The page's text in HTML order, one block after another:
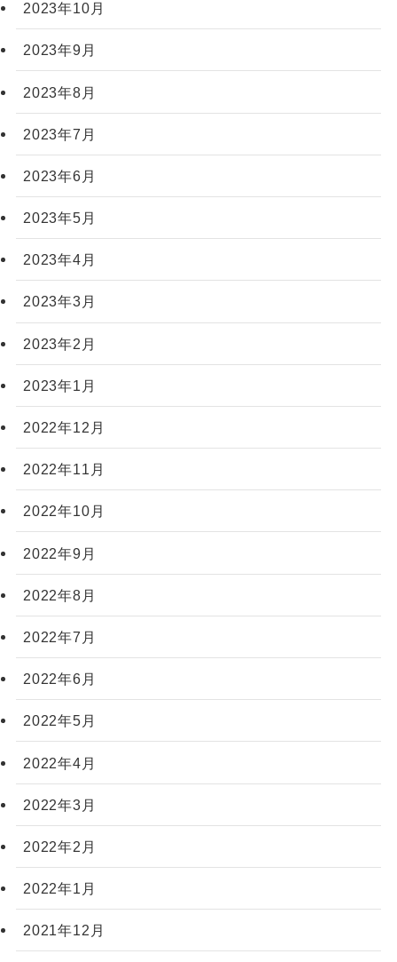
2023年10月
2023年9月
2023年8月
2023年7月
2023年6月
2023年5月
2023年4月
2023年3月
2023年2月
2023年1月
2022年12月
2022年11月
2022年10月
2022年9月
2022年8月
2022年7月
2022年6月
2022年5月
2022年4月
2022年3月
2022年2月
2022年1月
2021年12月